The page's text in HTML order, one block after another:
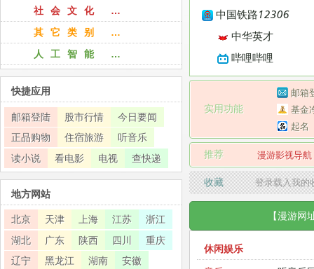
中国铁路12306
中华英才
哔哩哔哩
实用功能
邮箱
基金
起名
推荐 漫游影视导航
收藏 登录载入我
【漫游网
休闲娱乐
社会文化 …
其它类别 …
人工智能 …
快捷应用
邮箱登陆 股市行情
今日要闻
正品购物
住宿旅游
听音乐
读小说
看电影 电视 查快递
地方网站
北京 天津 上海 江苏
浙江
湖北
广东 陕西 四川
重庆
辽宁
黑龙江 湖南
安徽